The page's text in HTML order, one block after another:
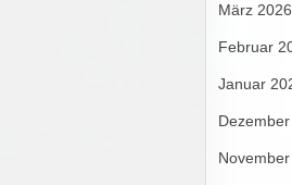
März 2026
Februar
Januar